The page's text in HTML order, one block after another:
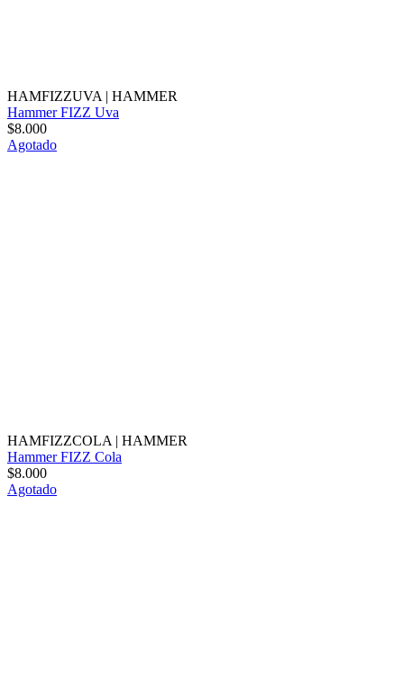
HAMFIZZUVA | HAMMER
Hammer FIZZ Uva
$8.000
Agotado
HAMFIZZCOLA | HAMMER
Hammer FIZZ Cola
$8.000
Agotado